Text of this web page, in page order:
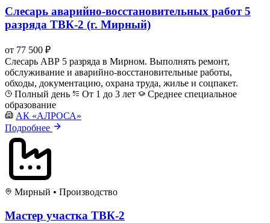
Слесарь аварийно-восстановительных работ 5
разряда ТВК-2 (г. Мирный)
от 77 500 ₽
Слесарь АВР 5 разряда в Мирном. Выполнять ремонт,
обслуживание и аварийно-восстановительные работы,
обходы, документацию, охрана труда, жилье и соцпакет.
Полный день
От 1 до 3 лет
Среднее специальное
образование
АК «АЛРОСА»
Подробнее
Мирный • Производство
Мастер участка ТВК-2